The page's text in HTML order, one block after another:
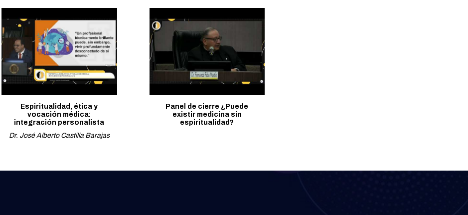
Espiritualidad, ética y
vocación médica:
integración personalista
Dr. José Alberto Castilla Barajas
Panel de cierre ¿Puede
existir medicina sin
espiritualidad?